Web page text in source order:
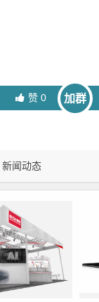
赞0 加群
新闻动态